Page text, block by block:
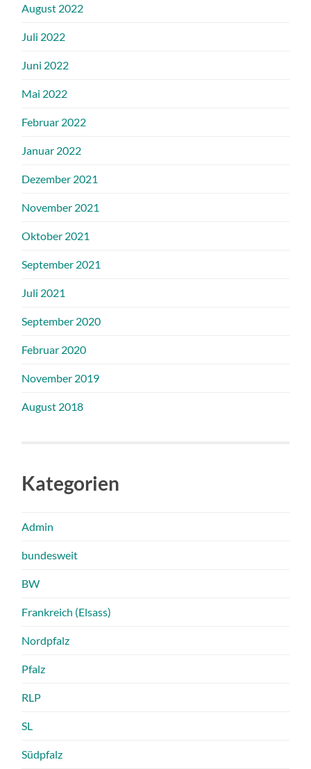
August 2022
Juli 2022
Juni 2022
Mai 2022
Februar 2022
Januar 2022
Dezember 2021
November 2021
Oktober 2021
September 2021
Juli 2021
September 2020
Februar 2020
November 2019
August 2018
Kategorien
Admin
bundesweit
BW
Frankreich (Elsass)
Nordpfalz
Pfalz
RLP
SL
Südpfalz